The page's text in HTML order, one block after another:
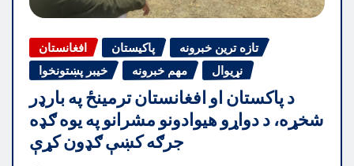
افغانستان پاکیستان
تازه ترین خبرونه
خیبر پښتونخوا
مهم خبرونه نړیوال
د پاکستان او افغانستان ترمینځ په بارډر
شخړه، د دواړو هیوادونو مشرانو په یوه ګډه
جرګه کښې ګډون کړې